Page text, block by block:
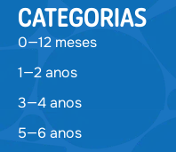
CATEGORIAS
0—12 meses
1—2 anos
3—4 anos
5—6 anos